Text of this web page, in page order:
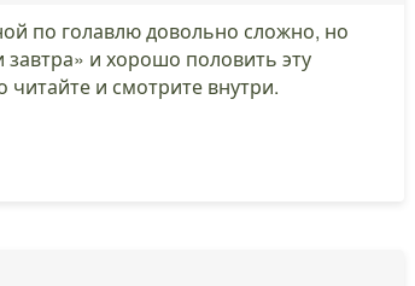
по голавлю довольно сложно, но
и хорошо половить эту
и смотрите внутри.